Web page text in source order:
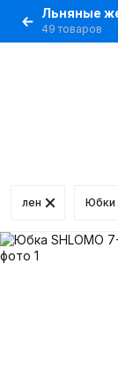
Льняные
49 товаров
лен Юбки